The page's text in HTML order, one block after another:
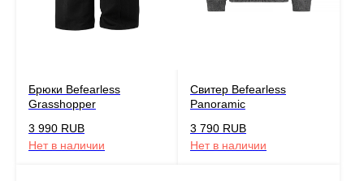
Брюки Befearless
Grasshopper
3 990 RUB
Нет в наличии
Свитер Befearless
Panoramic
3 790 RUB
Нет в наличии